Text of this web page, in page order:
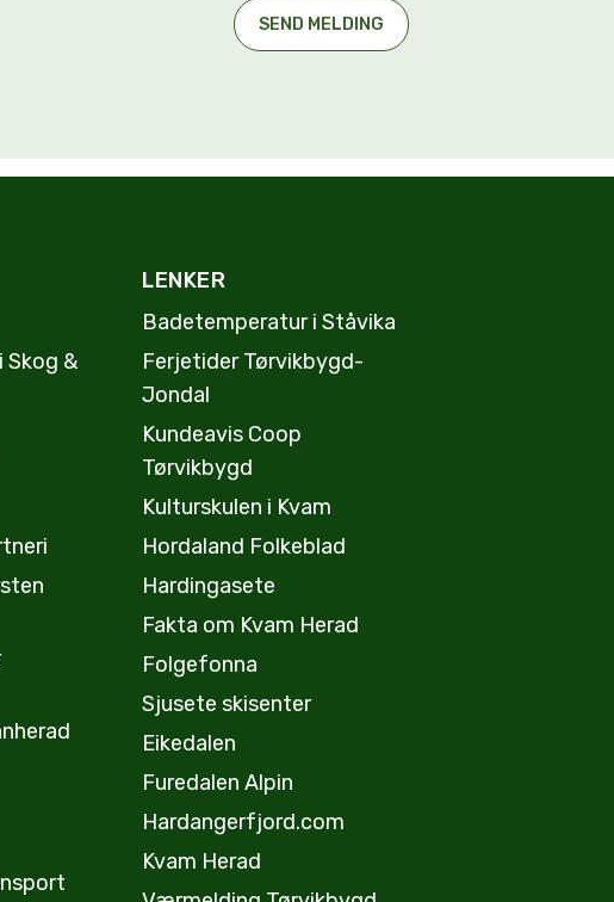
&
LENKER
Badetemperatur i Ståvika
Ferjetider Tørvikbygd-
Jondal
Kundeavis Coop
Tørvikbygd
Kulturskulen i Kvam
Hordaland Folkeblad
Hardingasete
Fakta om Kvam Herad
Folgefonna
Sjusete skisenter
Eikedalen
Furedalen Alpin
Hardangerfjord.com
Kvam Herad